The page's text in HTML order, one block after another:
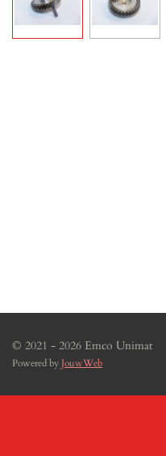
© 2021 - 2026 Emco Unimat
Powered byJouwWeb